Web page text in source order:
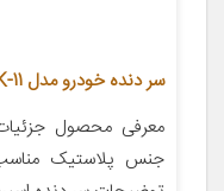
سر دنده خودرو مدل BLK-11
جنس پلاستیک